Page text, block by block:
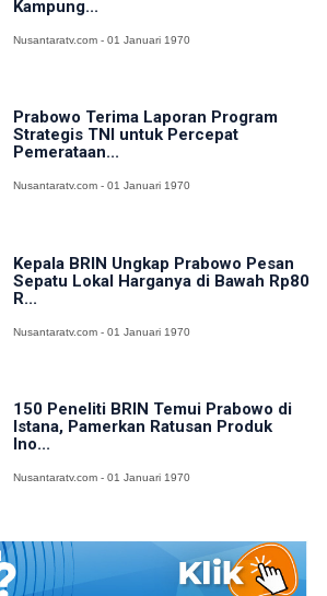
Kampung...
Nusantaratv.com - 01 Januari 1970
Prabowo Terima Laporan Program
Strategis TNI untuk Percepat
Pemerataan...
Nusantaratv.com - 01 Januari 1970
Kepala BRIN Ungkap Prabowo Pesan
Sepatu Lokal Harganya di Bawah Rp80
R...
Nusantaratv.com - 01 Januari 1970
150 Peneliti BRIN Temui Prabowo di
Istana, Pamerkan Ratusan Produk
Ino...
Nusantaratv.com - 01 Januari 1970
Peneliti BRIN Akan Temui Prabowo,
Paparkan Hasil Riset soal Pangan hin...